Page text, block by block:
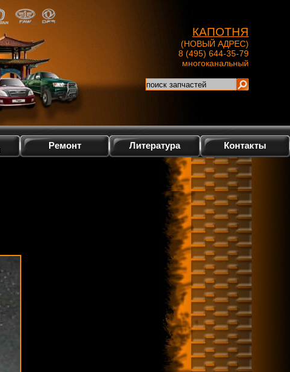
КАПОТНЯ
(НОВЫЙ АДРЕС)
8 (495) 644-35-79
многоканальный
Ремонт Литература Контакты